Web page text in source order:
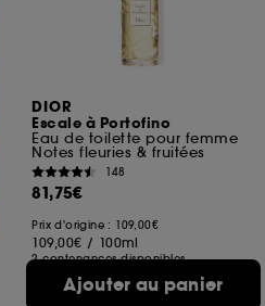
DIOR
Escale à Portofino
Eau de toilette pour femme
Notes fleuries & fruitées
148
81,75€
Prix d'origine : 109,00€
109,00€ / 100ml
2 contenances disponibles
Ajouter au panier